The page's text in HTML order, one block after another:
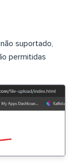
suportado,
permitidas